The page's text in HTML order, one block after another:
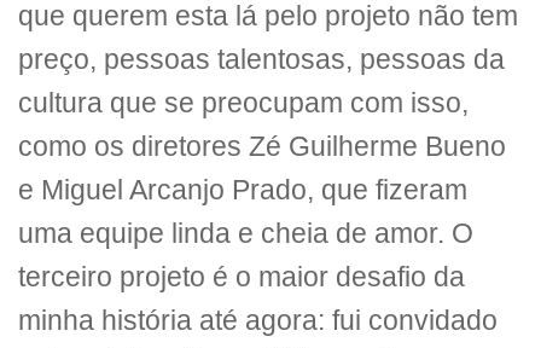
que querem esta lá pelo projeto não tem
preço, pessoas talentosas, pessoas da
cultura que se preocupam com isso,
como os diretores Zé Guilherme Bueno
e Miguel Arcanjo Prado, que fizeram
uma equipe linda e cheia de amor. O
terceiro projeto é o maior desafio da
minha história até agora: fui convidado